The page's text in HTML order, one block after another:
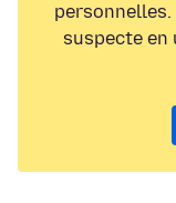
suspecte en